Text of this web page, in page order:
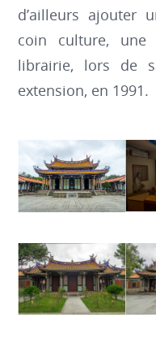
d’ailleurs ajouter
coin culture, une
librairie, lors de
extension, en 1991.